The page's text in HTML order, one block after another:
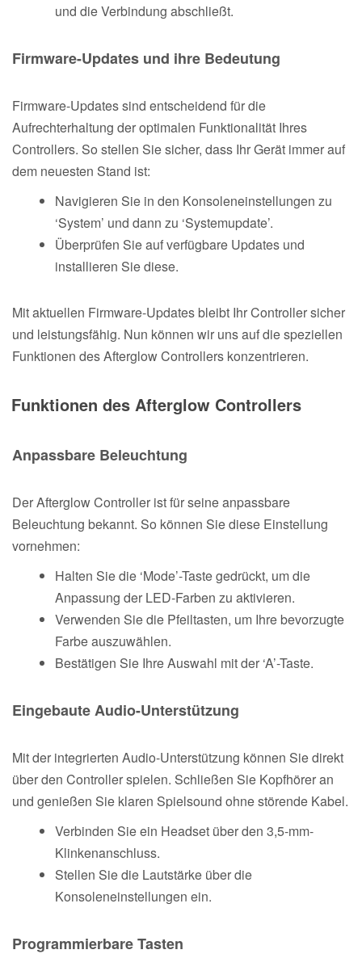
und die Verbindung abschließt.
Firmware-Updates und ihre Bedeutung
Firmware-Updates sind entscheidend für die
Aufrechterhaltung der optimalen Funktionalität Ihres
Controllers. So stellen Sie sicher, dass Ihr Gerät immer auf
dem neuesten Stand ist:
Navigieren Sie in den Konsoleneinstellungen zu
‘System’ und dann zu ‘Systemupdate’.
Überprüfen Sie auf verfügbare Updates und
installieren Sie diese.
Mit aktuellen Firmware-Updates bleibt Ihr Controller sicher
und leistungsfähig. Nun können wir uns auf die speziellen
Funktionen des Afterglow Controllers konzentrieren.
Funktionen des Afterglow Controllers
Anpassbare Beleuchtung
Der Afterglow Controller ist für seine anpassbare
Beleuchtung bekannt. So können Sie diese Einstellung
vornehmen:
Halten Sie die ‘Mode’-Taste gedrückt, um die
Anpassung der LED-Farben zu aktivieren.
Verwenden Sie die Pfeiltasten, um Ihre bevorzugte
Farbe auszuwählen.
Bestätigen Sie Ihre Auswahl mit der ‘A’-Taste.
Eingebaute Audio-Unterstützung
Mit der integrierten Audio-Unterstützung können Sie direkt
über den Controller spielen. Schließen Sie Kopfhörer an
und genießen Sie klaren Spielsound ohne störende Kabel.
Verbinden Sie ein Headset über den 3,5-mm-
Klinkenanschluss.
Stellen Sie die Lautstärke über die
Konsoleneinstellungen ein.
Programmierbare Tasten